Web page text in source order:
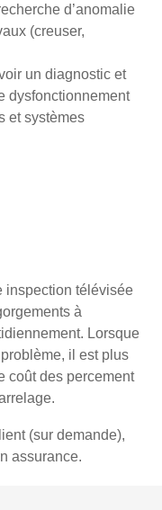
d’anomalie
(creuser,
un diagnostic et
dysfonctionnement
et systèmes
inspection télévisée
à
Lorsque
il est plus
coût des percement
(sur demande),
assurance.